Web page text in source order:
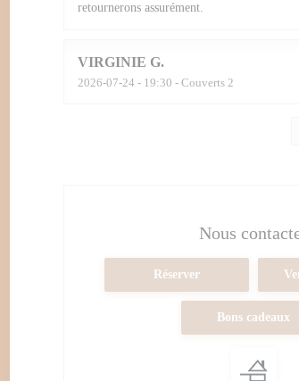
retournerons assurément.
VIRGINIE G
2026-07-24 - 19:30 - Couverts 2
Nous
Réserver
Bons cadeaux